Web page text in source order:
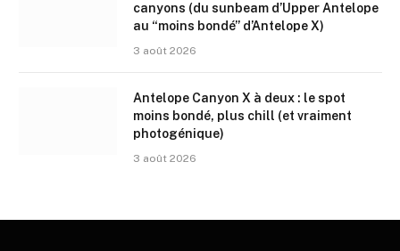
canyons (du sunbeam d’Upper Antelope
au “moins bondé” d’Antelope X)
3 août 2026
Antelope Canyon X à deux : le spot
moins bondé, plus chill (et vraiment
photogénique)
3 août 2026